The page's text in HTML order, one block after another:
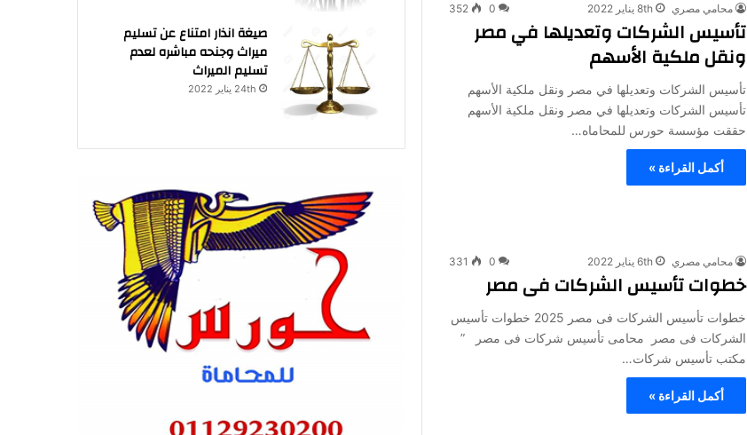
محامي مصري 8th يناير 2022 0
352
تأسيس الشركات وتعديلها في مصر
ونقل ملكية الأسهم
تأسيس الشركات وتعديلها في مصر ونقل ملكية الأسهم
تأسيس الشركات وتعديلها في مصر ونقل ملكية الأسهم
حققت مؤسسة حورس للمحاماه…
أكمل القراءة »
محامي مصري 6th يناير 2022 0
331
خطوات تأسيس الشركات فى مصر
خطوات تأسيس الشركات فى مصر 2025 خطوات تأسيس
الشركات فى مصر محامى تأسيس شركات فى مصر ”
مكتب تأسيس شركات…
أكمل القراءة »
صيغة انذار امتناع عن تسليم
ميراث وجنحه مباشره لعدم
تسليم الميراث
24th يناير 2022